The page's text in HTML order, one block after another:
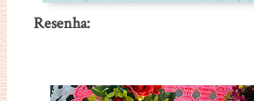
Resenha: